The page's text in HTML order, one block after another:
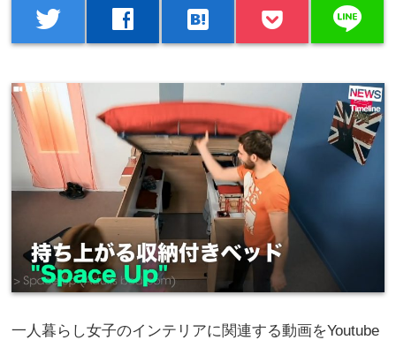
twitter facebook hatenabookmark line
一人暮らし女子のインテリアに関連する動画をYoutube